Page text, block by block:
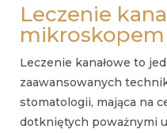
Leczenie
mikroskopem
Leczenie kanałowe to
zaawansowanych
stomatologii, mająca na
dotkniętych poważnymi